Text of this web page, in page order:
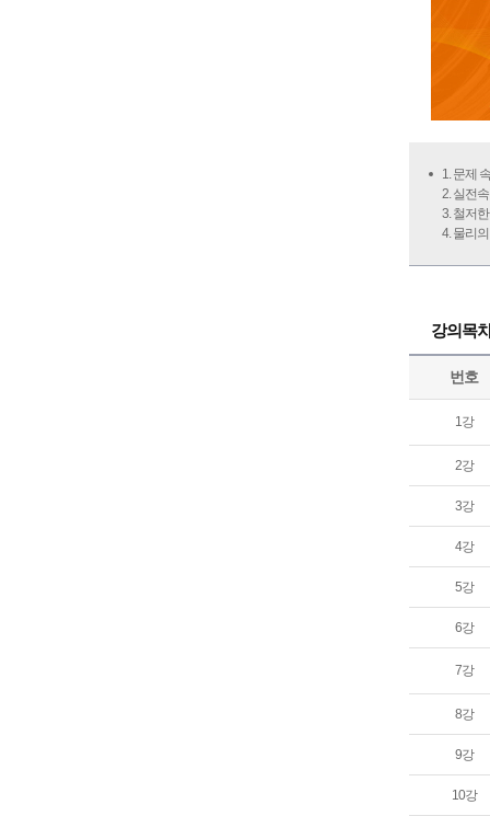
1. 문제
2. 실전
3. 철저
4. 물리
강의목
번호
1강
2강
3강
4강
5강
6강
7강
8강
9강
10강